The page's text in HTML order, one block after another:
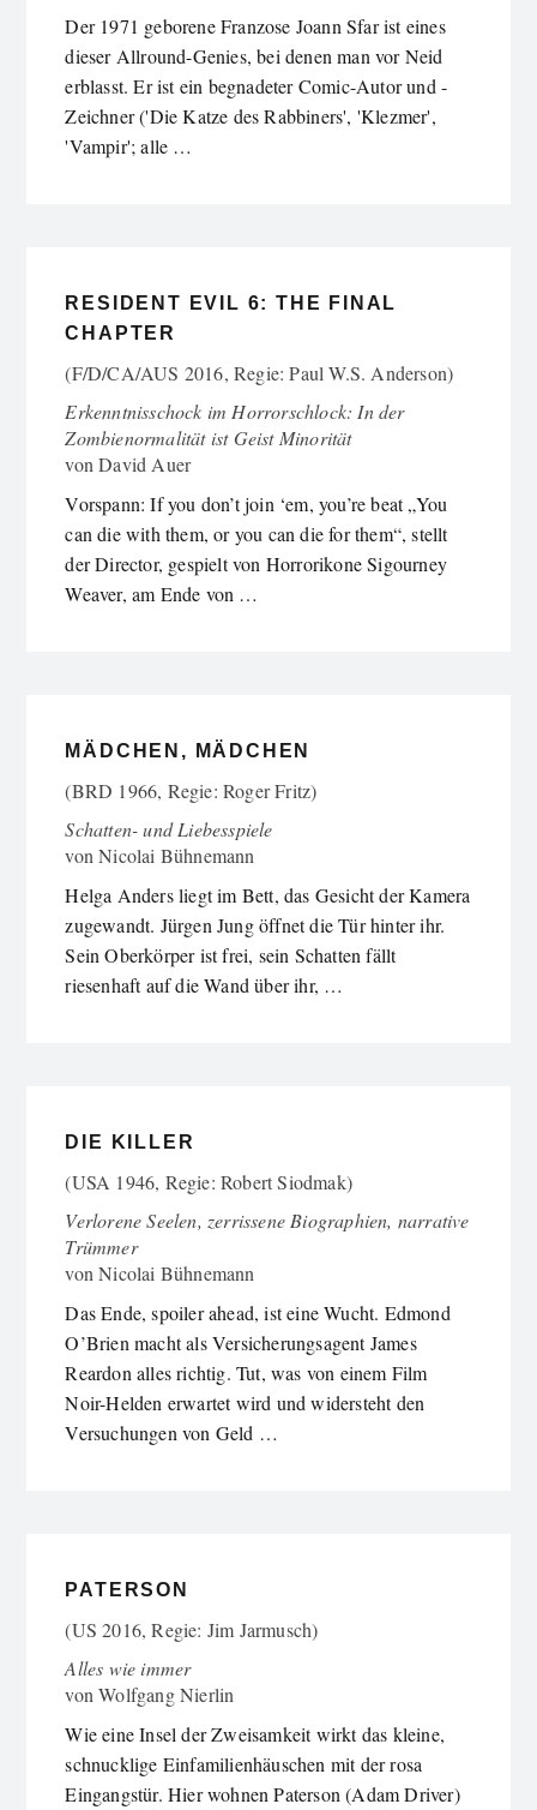
Der 1971 geborene Franzose Joann Sfar ist eines
dieser Allround-Genies, bei denen man vor Neid
erblasst. Er ist ein begnadeter Comic-Autor und -
Zeichner ('Die Katze des Rabbiners', 'Klezmer',
'Vampir'; alle …
RESIDENT EVIL 6: THE FINAL
CHAPTER
(F/D/CA/AUS 2016, Regie: Paul W.S. Anderson)
Erkenntnisschock im Horrorschlock: In der
Zombienormalität ist Geist Minorität
vonDavid Auer
Vorspann: If you don’t join ‘em, you’re beat „You
can die with them, or you can die for them“, stellt
der Director, gespielt von Horrorikone Sigourney
Weaver, am Ende von …
MÄDCHEN, MÄDCHEN
(BRD 1966, Regie: Roger Fritz)
Schatten- und Liebesspiele
vonNicolai Bühnemann
Helga Anders liegt im Bett, das Gesicht der Kamera
zugewandt. Jürgen Jung öffnet die Tür hinter ihr.
Sein Oberkörper ist frei, sein Schatten fällt
riesenhaft auf die Wand über ihr, …
DIE KILLER
(USA 1946, Regie: Robert Siodmak)
Verlorene Seelen, zerrissene Biographien, narrative
Trümmer
vonNicolai Bühnemann
Das Ende, spoiler ahead, ist eine Wucht. Edmond
O’Brien macht als Versicherungsagent James
Reardon alles richtig. Tut, was von einem Film
Noir-Helden erwartet wird und widersteht den
Versuchungen von Geld …
PATERSON
(US 2016, Regie: Jim Jarmusch)
Alles wie immer
vonWolfgang Nierlin
Wie eine Insel der Zweisamkeit wirkt das kleine,
schnucklige Einfamilienhäuschen mit der rosa
Eingangstür. Hier wohnen Paterson (Adam Driver)